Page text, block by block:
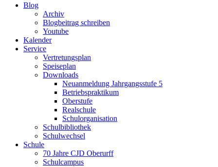
Blog
Archiv
Blogbeitrag schreiben
Youtube
Kalender
Service
Vertretungsplan
Speiseplan
Downloads
Neuanmeldung Jahrgangsstufe 5
Betriebspraktikum
Oberstufe
Realschule
Schulorganisation
Schulbibliothek
Schulwechsel
Schule
70 Jahre CJD Oberurff
Schulcampus